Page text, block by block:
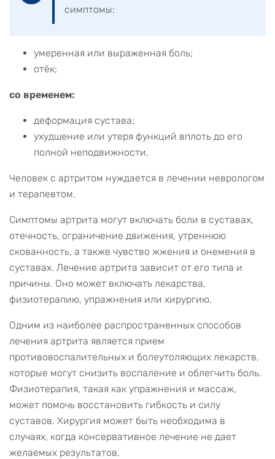
симптомы:
умеренная или выраженная боль;
отёк;
со временем:
деформация сустава;
ухудшение или утеря функций вплоть до его
полной неподвижности.
Человек с артритом нуждается в лечении неврологом
и терапевтом.
Симптомы артрита могут включать боли в суставах,
отечность, ограничение движения, утреннюю
скованность, а также чувство жжения и онемения в
суставах. Лечение артрита зависит от его типа и
причины. Оно может включать лекарства,
физиотерапию, упражнения или хирургию.
Одним из наиболее распространенных способов
лечения артрита является прием
противовоспалительных и болеутоляющих лекарств,
которые могут снизить воспаление и облегчить боль.
Физиотерапия, такая как упражнения и массаж,
может помочь восстановить гибкость и силу
суставов. Хирургия может быть необходима в
случаях, когда консервативное лечение не дает
желаемых результатов.